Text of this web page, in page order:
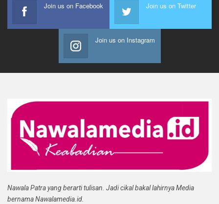
Join us on Facebook Join us on Twitter
Join us on Instagram
Nawala Patra yang berarti tulisan. Jadi cikal bakal lahirnya Media
bernama Nawalamedia.id.